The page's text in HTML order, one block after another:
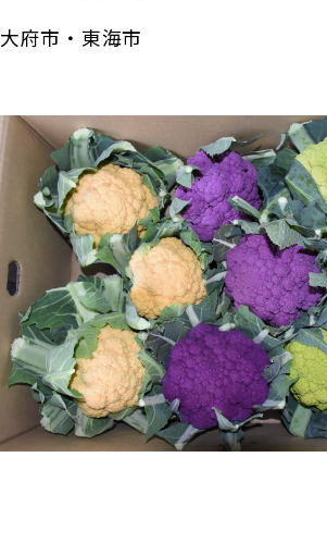
大府市・東海市